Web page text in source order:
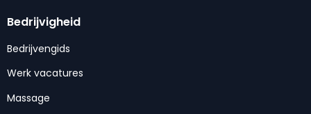
Bedrijvigheid
Bedrijvengids
Werk vacatures
Massage